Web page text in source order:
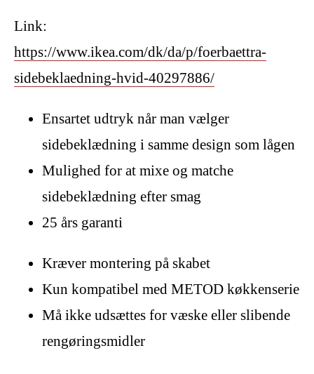
Link:
https://www.ikea.com/dk/da/p/foerbaettra-
sidebeklaedning-hvid-40297886/
Ensartet udtryk når man vælger
sidebeklædning i samme design som lågen
Mulighed for at mixe og matche
sidebeklædning efter smag
25 års garanti
Kræver montering på skabet
Kun kompatibel med METOD køkkenserie
Må ikke udsættes for væske eller slibende
rengøringsmidler